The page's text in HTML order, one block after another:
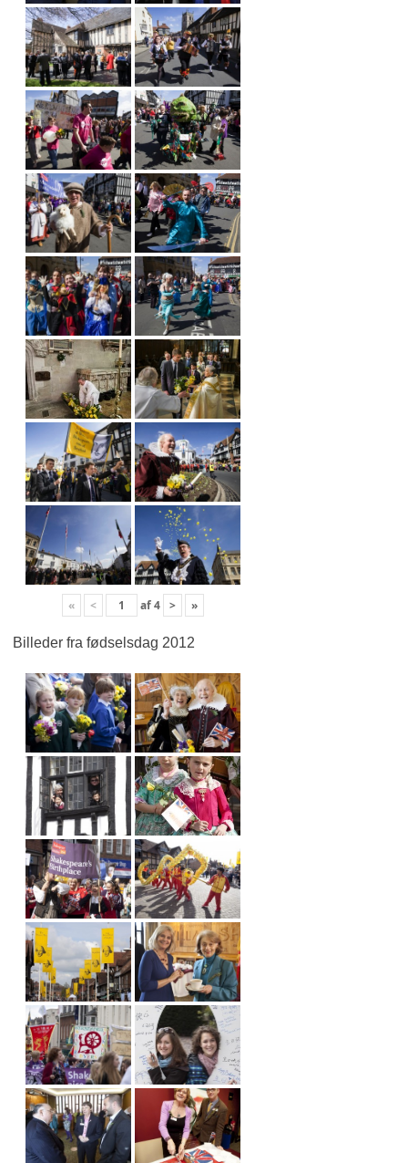
« < af4 > »
Billeder fra fødselsdag 2012